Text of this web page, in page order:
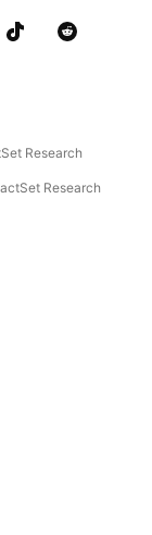
Research
Research